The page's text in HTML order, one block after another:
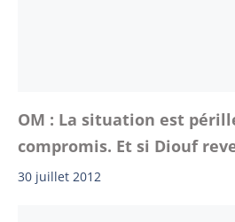
OM : La situation est
compromis. Et si Diouf
30 juillet 2012